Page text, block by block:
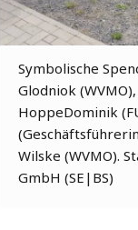
Symbolische
Glodniok
HoppeDominik
(Geschäftsführerin
Wilske (WVMO).
GmbH (SE|BS)